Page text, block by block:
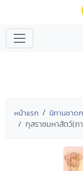
หน้าแรก นิทานชาด
กุสราชมหาสัตว์(